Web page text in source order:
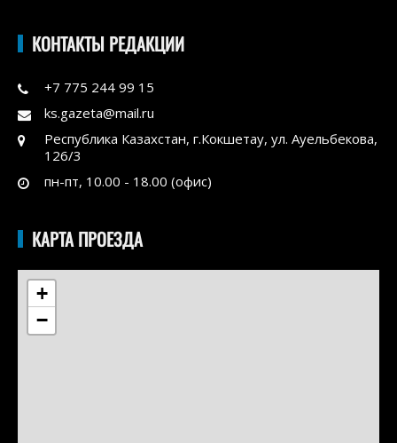
КОНТАКТЫ РЕДАКЦИИ
+7 775 244 99 15
ks.gazeta@mail.ru
Республика Казахстан, г.Кокшетау, ул. Ауельбекова,
126/3
пн-пт, 10.00 - 18.00 (офис)
КАРТА ПРОЕЗДА
+
−